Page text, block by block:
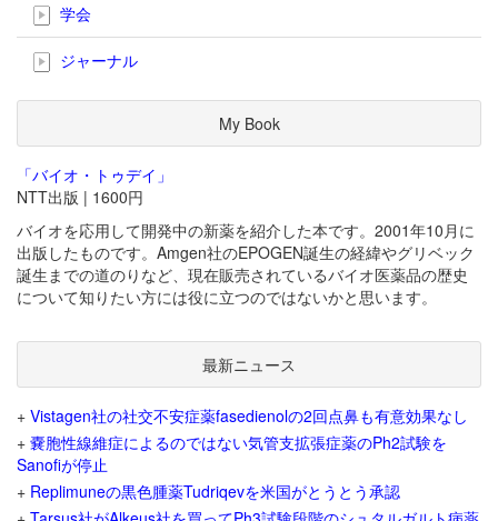
学会
ジャーナル
My Book
「バイオ・トゥデイ」
NTT出版 | 1600円
バイオを応用して開発中の新薬を紹介した本です。2001年10月に
出版したものです。Amgen社のEPOGEN誕生の経緯やグリベック
誕生までの道のりなど、現在販売されているバイオ医薬品の歴史
について知りたい方には役に立つのではないかと思います。
最新ニュース
+ Vistagen社の社交不安症薬fasedienolの2回点鼻も有意効果なし
+ 嚢胞性線維症によるのではない気管支拡張症薬のPh2試験を
Sanofiが停止
+ Replimuneの黒色腫薬Tudriqevを米国がとうとう承認